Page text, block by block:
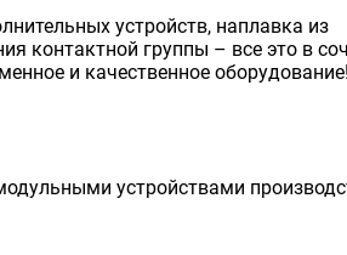
устройств, наплавка из
контактной группы – все это в
и качественное оборудование!
устройствами